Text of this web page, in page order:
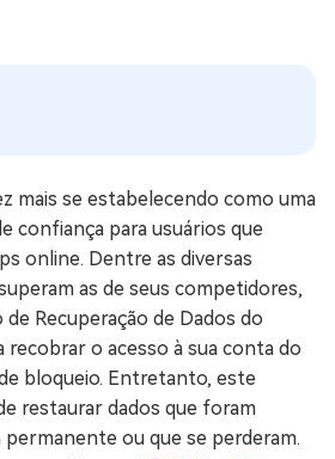
mais se estabelecendo como uma
confiança para usuários que
online. Dentre as diversas
as de seus competidores,
Recuperação de Dados do
recobrar o acesso à sua conta do
bloqueio. Entretanto, este
restaurar dados que foram
permanente ou que se perderam.